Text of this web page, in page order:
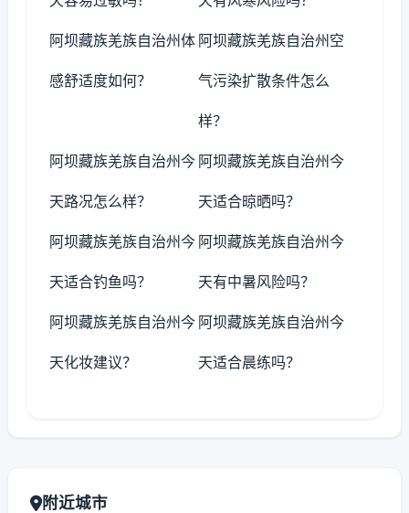
阿坝藏族羌族自治州体
感舒适度如何？
阿坝藏族羌族自治州空
气污染扩散条件怎么
样？
阿坝藏族羌族自治州今
天路况怎么样？
阿坝藏族羌族自治州今
天适合晾晒吗？
阿坝藏族羌族自治州今
天适合钓鱼吗？
阿坝藏族羌族自治州今
天有中暑风险吗？
阿坝藏族羌族自治州今
天化妆建议？
阿坝藏族羌族自治州今
天适合晨练吗？
附近城市